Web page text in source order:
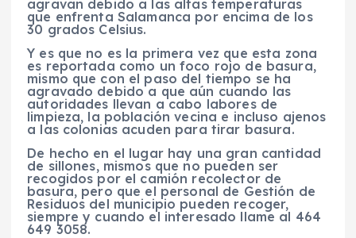
agravan debido a las altas temperaturas
que enfrenta Salamanca por encima de los
30 grados Celsius.
Y es que no es la primera vez que esta zona
es reportada como un foco rojo de basura,
mismo que con el paso del tiempo se ha
agravado debido a que aún cuando las
autoridades llevan a cabo labores de
limpieza, la población vecina e incluso ajenos
a las colonias acuden para tirar basura.
De hecho en el lugar hay una gran cantidad
de sillones, mismos que no pueden ser
recogidos por el camión recolector de
basura, pero que el personal de Gestión de
Residuos del municipio pueden recoger,
siempre y cuando el interesado llame al 464
649 3058.